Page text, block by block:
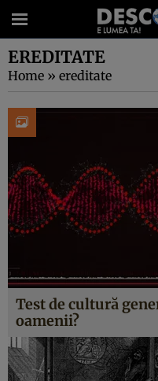
EREDITATE
Home » ereditate
Test de cultură
oamenii?